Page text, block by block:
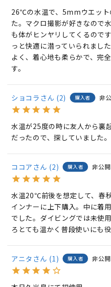
26℃の水温で、5mmウエット
た。マクロ撮影が好きなので
も体がヒンヤリしてくるので
っと快適に潜っていられまし
よく、着心地も柔らかで、完
す。
ショコラ 2 購入者
非
水温が25度の時に友人から裏
だったので、探していました
ココア 2 購入者
非公開
水温20℃前後を想定して、春
インナーに上下購入。中に着
でした。ダイビングでは未使
ろとても温かく普段使いにも
アニタ 1 購入者
非公開